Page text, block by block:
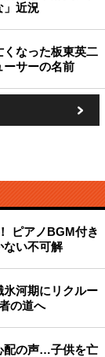
」近況
くなった板東英二
ーサーの名前
ピアノBGM付き
ない不可解
河期にリクルー
の道へ
配の声…子供を亡